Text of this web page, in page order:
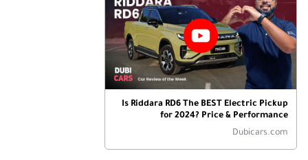
Is Riddara RD6 The BEST Electric Pickup
for 2024? Price & Performance
Dubicars.com